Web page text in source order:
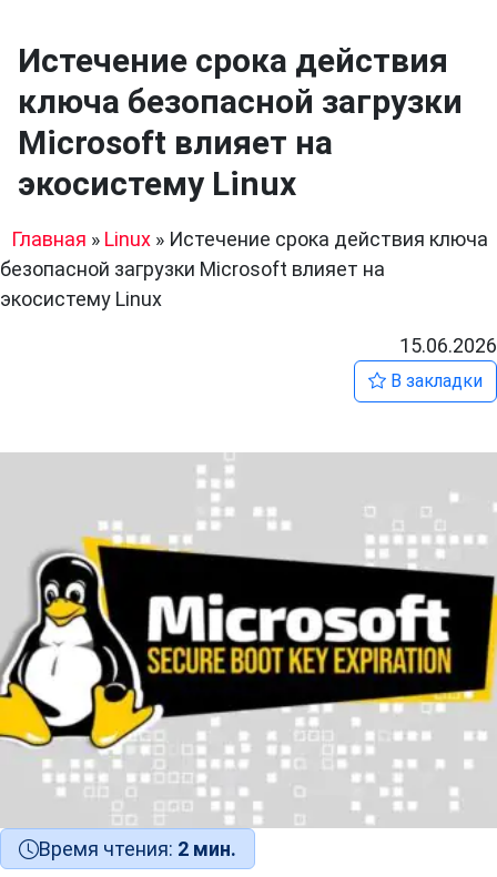
Истечение срока действия
ключа безопасной загрузки
Microsoft влияет на
экосистему Linux
Главная » Linux » Истечение срока действия ключа
безопасной загрузки Microsoft влияет на
экосистему Linux
15.06.2026
В закладки
Время чтения: 2 мин.